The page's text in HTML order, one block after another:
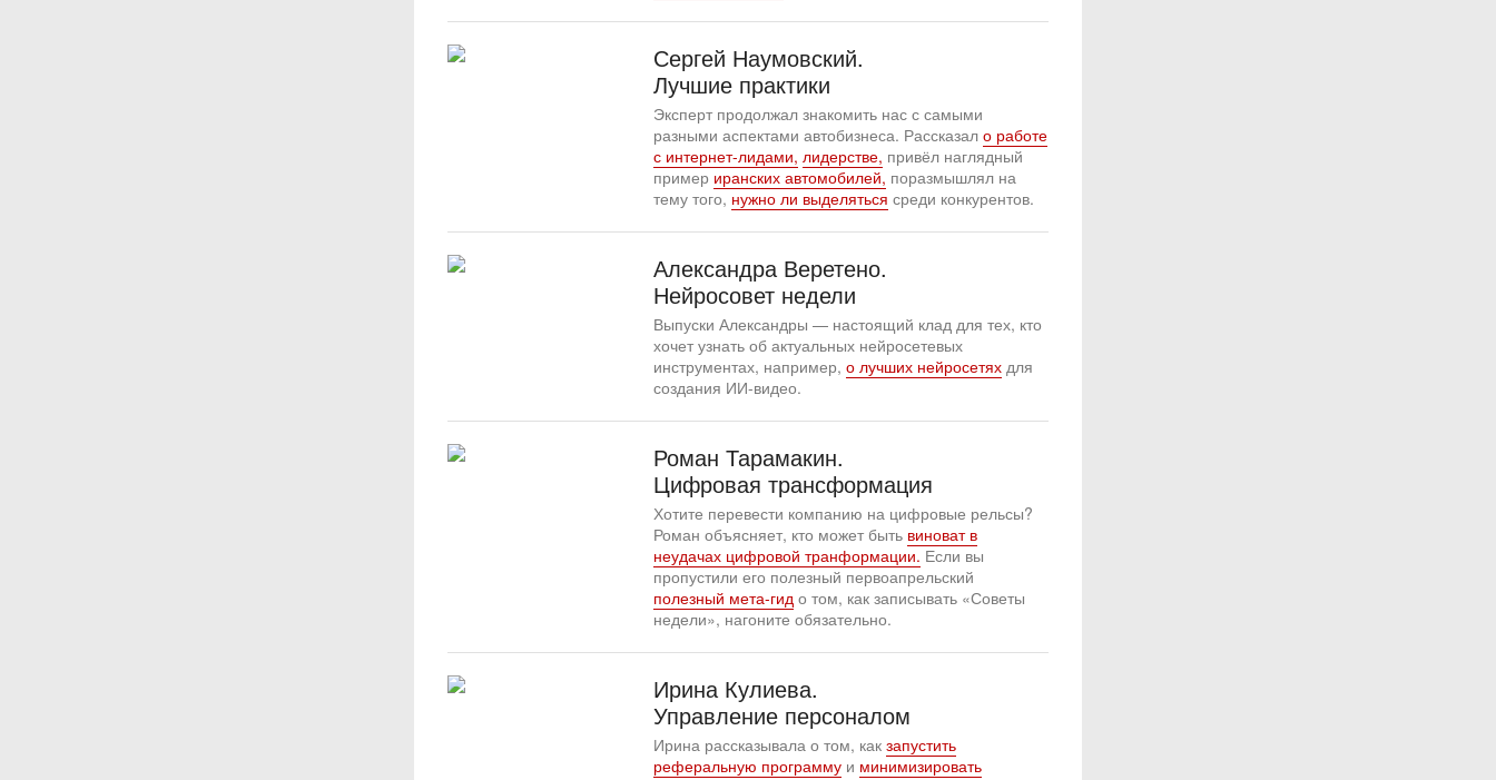
Сергей Наумовский.
Лучшие практики
Эксперт продолжал знакомить нас с самыми
разными аспектами автобизнеса. Рассказал о работе
с интернет-лидами, лидерстве, привёл наглядный
пример иранских автомобилей, поразмышлял на
тему того, нужно ли выделяться среди конкурентов.
Александра Веретено.
Нейросовет недели
Выпуски Александры — настоящий клад для тех, кто
хочет узнать об актуальных нейросетевых
инструментах, например, о лучших нейросетях для
создания ИИ-видео.
Роман Тарамакин.
Цифровая трансформация
Хотите перевести компанию на цифровые рельсы?
Роман объясняет, кто может быть виноват в
неудачах цифровой транформации. Если вы
пропустили его полезный первоапрельский
полезный мета-гид о том, как записывать «Советы
недели», нагоните обязательно.
Ирина Кулиева.
Управление персоналом
Ирина рассказывала о том, как запустить
реферальную программу и минимизировать